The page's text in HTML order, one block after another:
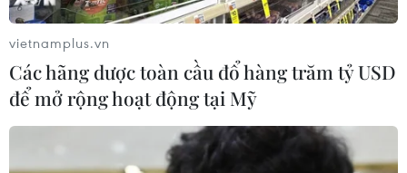
Canberra
thời chuyển đổi số
vietnamplus.vn
Các hãng dược toàn cầu đổ hàng trăm tỷ USD
để mở rộng hoạt động tại Mỹ